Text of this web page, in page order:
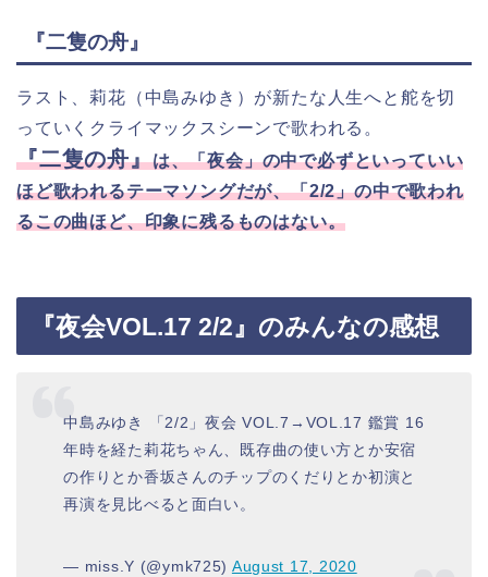
『二隻の舟』
ラスト、莉花（中島みゆき）が新たな人生へと舵を切
っていくクライマックスシーンで歌われる。
『二隻の舟』は、「夜会」の中で必ずといっていい
ほど歌われるテーマソングだが、「2/2」の中で歌われ
るこの曲ほど、印象に残るものはない。
『夜会VOL.17 2/2』のみんなの感想
中島みゆき 「2/2」夜会 VOL.7→VOL.17 鑑賞 16
年時を経た莉花ちゃん、既存曲の使い方とか安宿
の作りとか香坂さんのチップのくだりとか初演と
再演を見比べると面白い。
— miss.Y (@ymk725) August 17, 2020